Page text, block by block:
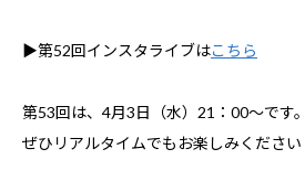
▶第52回インスタライブはこちら
第53回は、4月3日（水）21：00～です。
ぜひリアルタイムでもお楽しみください